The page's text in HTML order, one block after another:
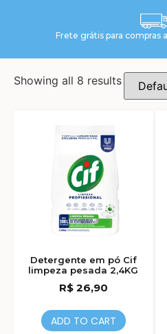
Frete grátis para compras
Showing all 8 results
Detergente em pó Cif
limpeza pesada 2,4KG
R$26,90
ADD TO CART